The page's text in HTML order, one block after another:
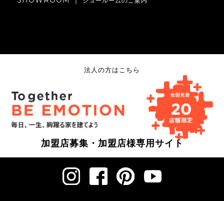
法人の方はこちら
加盟店募集・加盟店様専用サイト